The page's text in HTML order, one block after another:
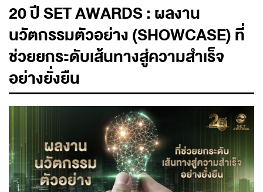
20 ปี SET AWARDS : ผลงาน
นวัตกรรมตัวอย่าง (SHOWCASE) ที่
ช่วยยกระดับเส้นทางสู่ความสำเร็จ
อย่างยั่งยืน